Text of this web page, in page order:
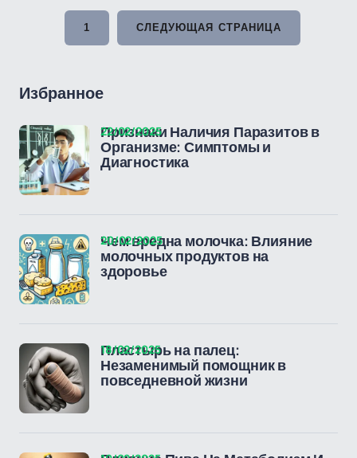
1 СЛЕДУЮЩАЯ СТРАНИЦА
Избранное
Признаки Наличия Паразитов в
Организме: Симптомы и
Диагностика
22/02/2025
Чем вредна молочка: Влияние
молочных продуктов на
здоровье
20/02/2025
Пластырь на палец:
Незаменимый помощник в
повседневной жизни
18/02/2025